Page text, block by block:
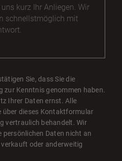
Sie, dass Sie die
zur Kenntnis genommen haben.
Ihrer Daten ernst. Alle
über dieses Kontaktformular
vertraulich behandelt. Wir
persönlichen Daten nicht an
oder anderweitig